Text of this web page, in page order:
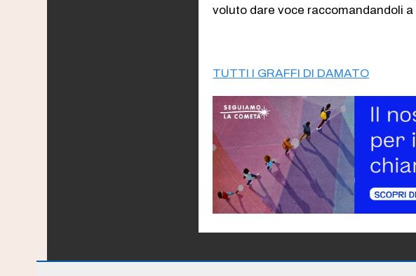
voluto dare voce raccomandandoli a
TUTTI I GRAFFI DI DAMATO